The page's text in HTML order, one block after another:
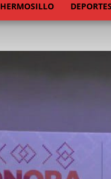
HERMOSILLO DEPORTES